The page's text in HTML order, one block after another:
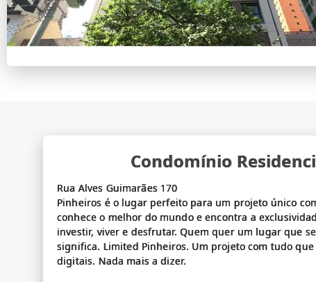
Condomínio
Rua Alves Guimarães 170
Pinheiros é o lugar perfeito para um projeto único
conhece o melhor do mundo e encontra a
investir, viver e desfrutar. Quem quer um lugar que
significa. Limited Pinheiros. Um projeto com tudo
digitais. Nada mais a dizer.